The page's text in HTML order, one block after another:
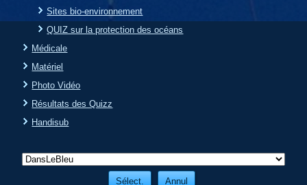
Sites bio-environnement
QUIZ sur la protection des océans
Médicale
Matériel
Photo Vidéo
Résultats des Quizz
Handisub